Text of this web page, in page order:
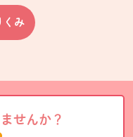
くみ
せんか？